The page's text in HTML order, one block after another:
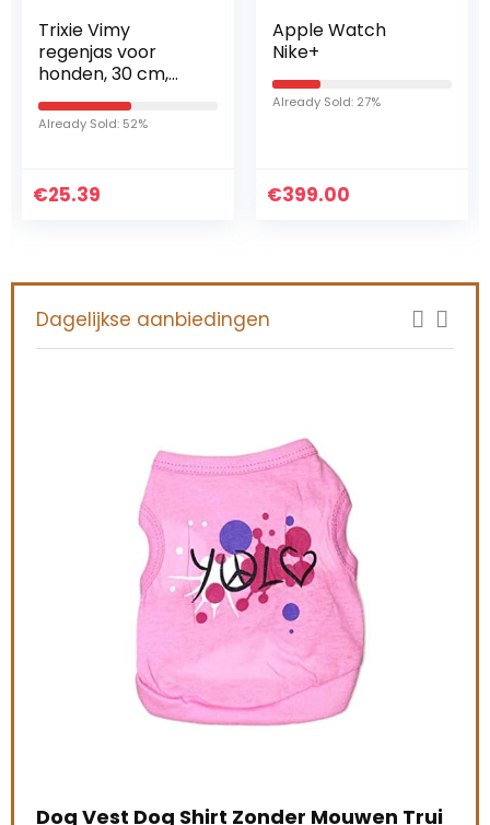
Trixie Vimy
regenjas voor
honden, 30 cm,
maat XS, geel
Already Sold: 52%
€25.39
Apple Watch
Nike+
Already Sold: 27%
€399.00
Dagelijkse aanbiedingen
Dog Vest Dog Shirt Zonder Mouwen Trui